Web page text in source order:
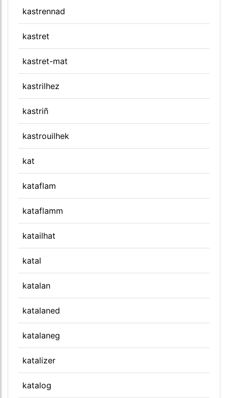
kastrennad
kastret
kastret-mat
kastrilhez
kastriñ
kastrouilhek
kat
kataflam
kataflamm
katailhat
katal
katalan
katalaned
katalaneg
katalizer
katalog